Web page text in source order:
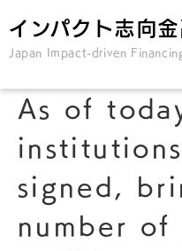
インパクト志向
Japan Impact-driven
As of
signed,
number of